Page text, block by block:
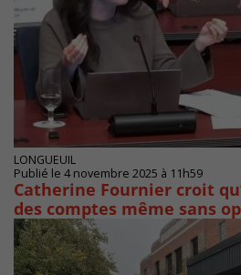
LONGUEUIL
Publié le 4 novembre 2025 à 11h59
Catherine Fournier croit
des comptes même sans